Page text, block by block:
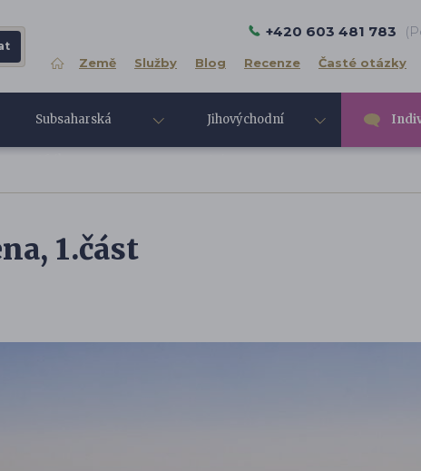
+420 603 481 783
Země Služby Blog Recenze Časté otázky
Subsaharská Jihovýchodní
1.část